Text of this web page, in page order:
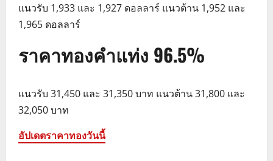
แนวรับ 1,933 และ 1,927 ดอลลาร์ แนวต้าน 1,952 และ
1,965 ดอลลาร์
ราคาทองคำแท่ง 96.5%
แนวรับ 31,450 และ 31,350 บาท แนวต้าน 31,800 และ
32,050 บาท
อัปเดตราคาทองวันนี้